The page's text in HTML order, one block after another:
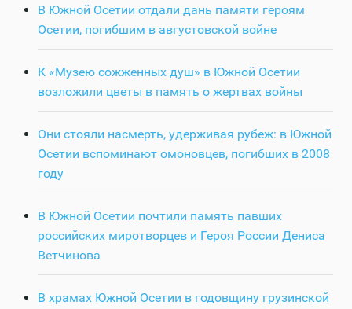
В Южной Осетии отдали дань памяти героям
Осетии, погибшим в августовской войне
К «Музею сожженных душ» в Южной Осетии
возложили цветы в память о жертвах войны
Они стояли насмерть, удерживая рубеж: в Южной
Осетии вспоминают омоновцев, погибших в 2008
году
В Южной Осетии почтили память павших
российских миротворцев и Героя России Дениса
Ветчинова
В храмах Южной Осетии в годовщину грузинской